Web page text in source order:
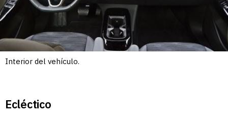
Interior del vehículo.
Ecléctico